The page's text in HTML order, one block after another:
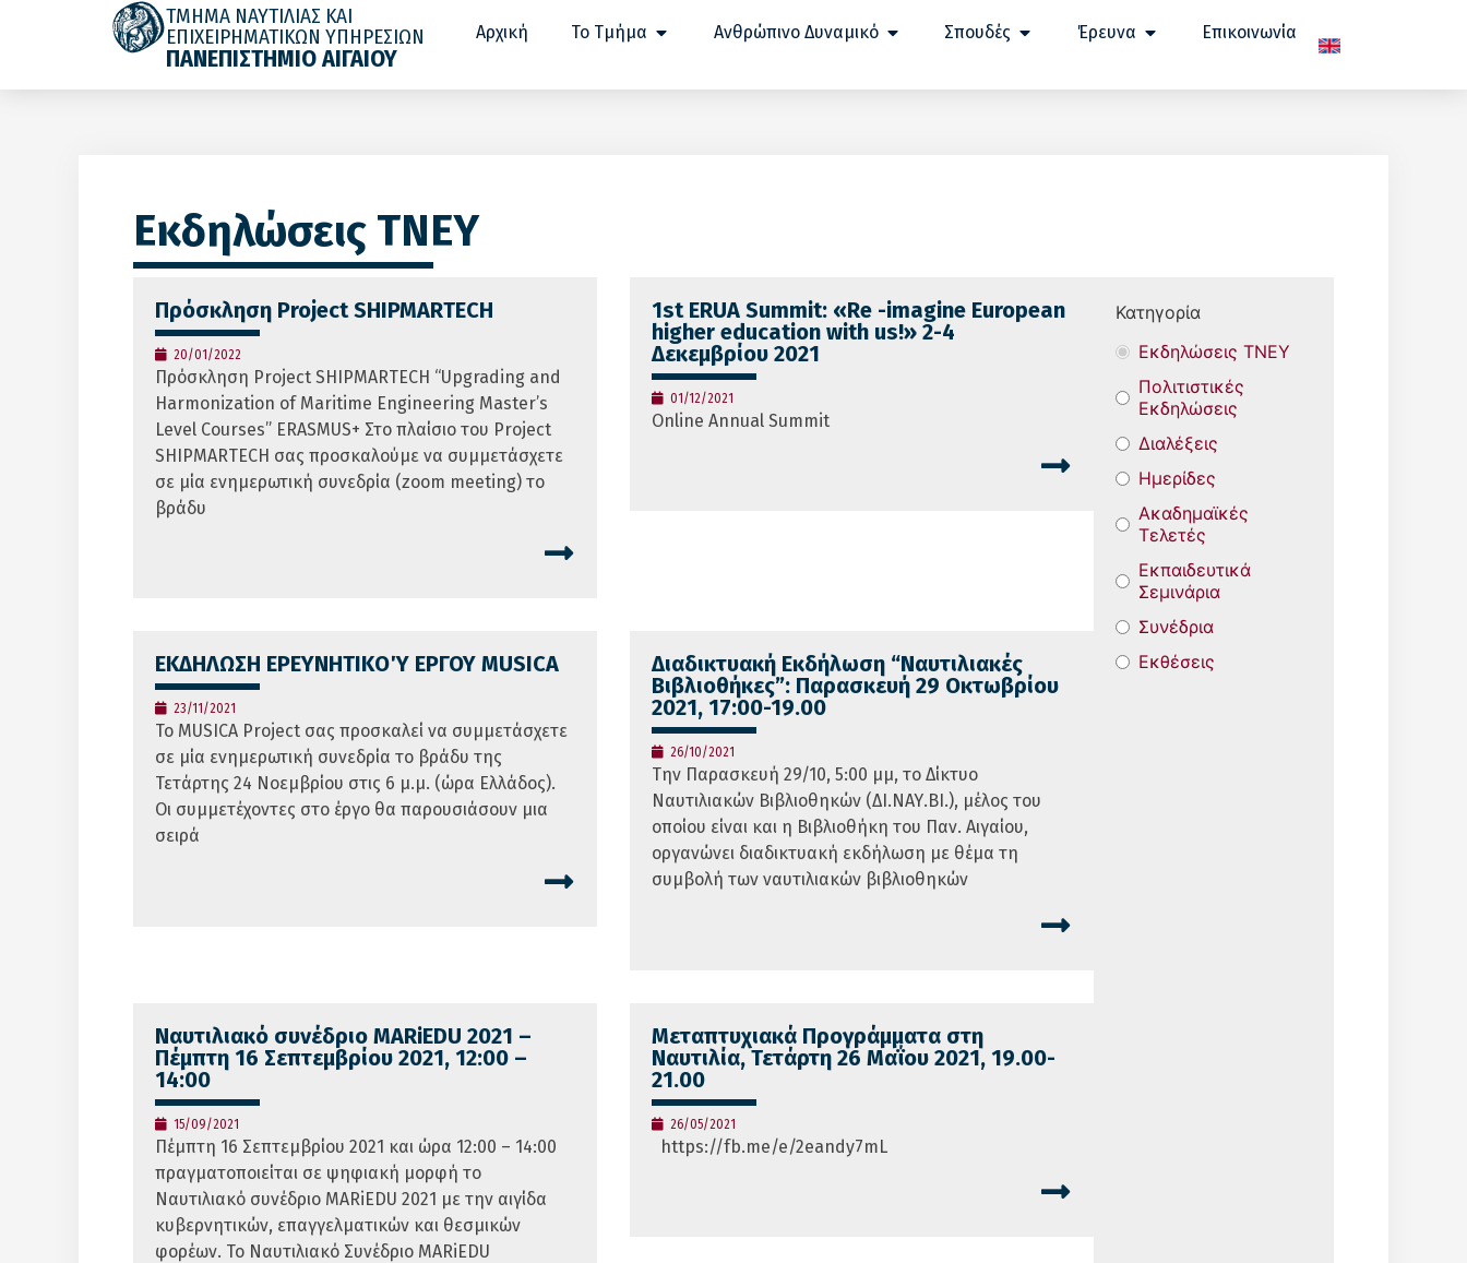
ΤΜΗΜΑ ΝΑΥΤΙΛΙΑΣ ΚΑΙ
ΕΠΙΧΕΙΡΗΜΑΤΙΚΩΝ ΥΠΗΡΕΣΙΩΝ
ΠΑΝΕΠΙΣΤΗΜΙΟ ΑΙΓΑΙΟΥ
Αρχική Το Τμήμα Ανθρώπινο Δυναμικό Σπουδές Έρευνα Επικοινωνία
Εκδηλώσεις ΤΝΕΥ
Πρόσκληση Project SHIPMARTECH
20/01/2022
Πρόσκληση Project SHIPMARTECH “Upgrading and
Harmonization of Maritime Engineering Master’s
Level Courses” ERASMUS+ Στο πλαίσιο του Project
SHIPMARTECH σας προσκαλούμε να συμμετάσχετε
σε μία ενημερωτική συνεδρία (zoom meeting) το
βράδυ
1st ERUA Summit: «Re -imagine European
higher education with us!» 2-4
Δεκεμβρίου 2021
01/12/2021
Online Annual Summit
ΕΚΔΗΛΩΣΗ ΕΡΕΥΝΗΤΙΚΟΎ ΕΡΓΟΥ MUSICA
23/11/2021
Το MUSICA Project σας προσκαλεί να συμμετάσχετε
σε μία ενημερωτική συνεδρία το βράδυ της
Τετάρτης 24 Νοεμβρίου στις 6 μ.μ. (ώρα Ελλάδος).
Οι συμμετέχοντες στο έργο θα παρουσιάσουν μια
σειρά
Διαδικτυακή Εκδήλωση “Nαυτιλιακές
Βιβλιοθήκες”: Παρασκευή 29 Οκτωβρίου
2021, 17:00-19.00
26/10/2021
Την Παρασκευή 29/10, 5:00 μμ, το Δίκτυο
Ναυτιλιακών Βιβλιοθηκών (ΔΙ.ΝΑΥ.ΒΙ.), μέλος του
οποίου είναι και η Βιβλιοθήκη του Παν. Αιγαίου,
οργανώνει διαδικτυακή εκδήλωση με θέμα τη
συμβολή των ναυτιλιακών βιβλιοθηκών
Ναυτιλιακό συνέδριο MARiEDU 2021 –
Πέμπτη 16 Σεπτεμβρίου 2021, 12:00 –
14:00
15/09/2021
Πέμπτη 16 Σεπτεμβρίου 2021 και ώρα 12:00 – 14:00
πραγματοποιείται σε ψηφιακή μορφή το
Ναυτιλιακό συνέδριο MARiEDU 2021 με την αιγίδα
κυβερνητικών, επαγγελματικών και θεσμικών
φορέων. Το Ναυτιλιακό Συνέδριο MARiEDU
Mεταπτυχιακά Προγράμματα στη
Ναυτιλία, Τετάρτη 26 Μαΐου 2021, 19.00-
21.00
26/05/2021
https://fb.me/e/2eandy7mL
Κατηγορία
Εκδηλώσεις ΤΝΕΥ
Πολιτιστικές
Εκδηλώσεις
Διαλέξεις
Ημερίδες
Ακαδημαϊκές
Τελετές
Εκπαιδευτικά
Σεμινάρια
Συνέδρια
Εκθέσεις